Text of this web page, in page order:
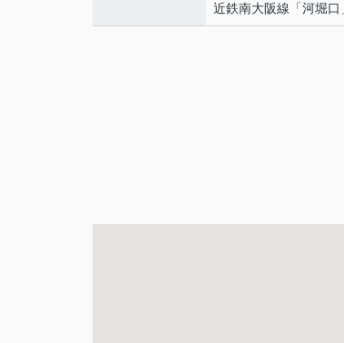
近鉄南大阪線 「河堀口